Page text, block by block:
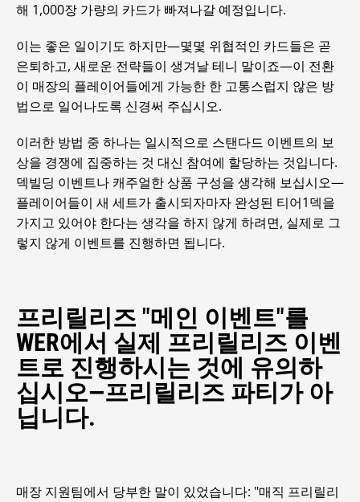
해 1,000장 가량의 카드가 빠져나갈 예정입니다.
이는 좋은 일이기도 하지만—몇몇 위협적인 카드들은 곧
은퇴하고, 새로운 전략들이 생겨날 테니 말이죠—이 전환
이 매장의 플레이어들에게 가능한 한 고통스럽지 않은 방
법으로 일어나도록 신경써 주십시오.
이러한 방법 중 하나는 일시적으로 스탠다드 이벤트의 보
상을 경쟁에 집중하는 것 대신 참여에 할당하는 것입니다.
덱빌딩 이벤트나 캐주얼한 상품 구성을 생각해 보십시오—
플레이어들이 새 세트가 출시되자마자 완성된 티어1덱을
가지고 있어야 한다는 생각을 하지 않게 하려면, 실제로 그
렇지 않게 이벤트를 진행하면 됩니다.
프리릴리즈 "메인 이벤트"를
WER에서 실제 프리릴리즈 이벤
트로 진행하시는 것에 유의하
십시오—프리릴리즈 파티가 아
닙니다.
매장 지원팀에서 당부한 말이 있었습니다: "매직 프리릴리